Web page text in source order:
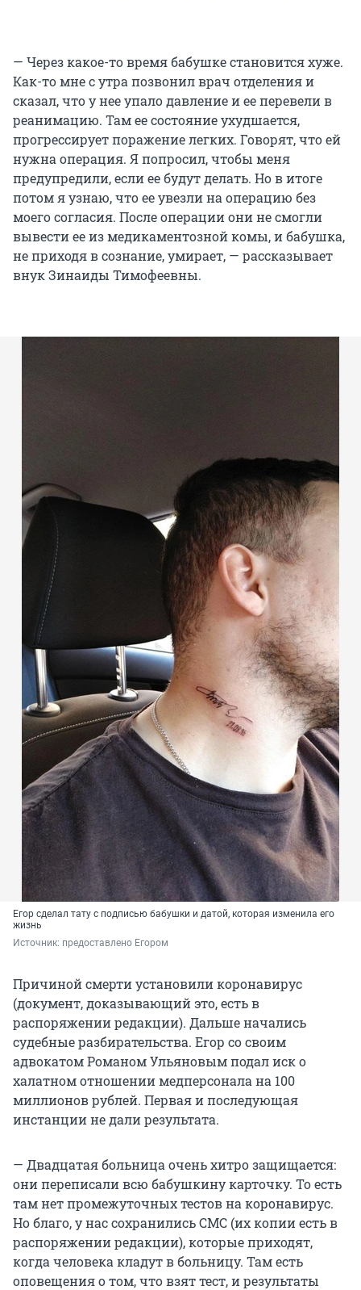
— Через какое-то время бабушке становится хуже.
Как-то мне с утра позвонил врач отделения и
сказал, что у нее упало давление и ее перевели в
реанимацию. Там ее состояние ухудшается,
прогрессирует поражение легких. Говорят, что ей
нужна операция. Я попросил, чтобы меня
предупредили, если ее будут делать. Но в итоге
потом я узнаю, что ее увезли на операцию без
моего согласия. После операции они не смогли
вывести ее из медикаментозной комы, и бабушка,
не приходя в сознание, умирает, — рассказывает
внук Зинаиды Тимофеевны.
Егор сделал тату с подписью бабушки и датой, которая изменила его
жизнь
Источник: предоставлено Егором
Причиной смерти установили коронавирус
(документ, доказывающий это, есть в
распоряжении редакции). Дальше начались
судебные разбирательства. Егор со своим
адвокатом Романом Ульяновым подал иск о
халатном отношении медперсонала на 100
миллионов рублей. Первая и последующая
инстанции не дали результата.
— Двадцатая больница очень хитро защищается:
они переписали всю бабушкину карточку. То есть
там нет промежуточных тестов на коронавирус.
Но благо, у нас сохранились СМС (их копии есть в
распоряжении редакции), которые приходят,
когда человека кладут в больницу. Там есть
оповещения о том, что взят тест, и результаты